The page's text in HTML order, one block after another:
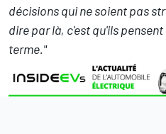
décisions qui ne soient pas
dire par là, c'est qu'ils
terme."